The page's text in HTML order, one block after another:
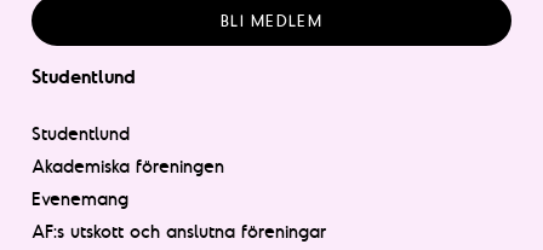
BLI MEDLEM
Studentlund
Studentlund
Akademiska föreningen
Evenemang
AF:s utskott och anslutna föreningar